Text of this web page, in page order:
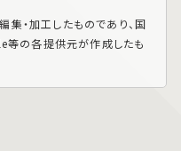
・加工したものであり、国
等の各提供元が作成したも